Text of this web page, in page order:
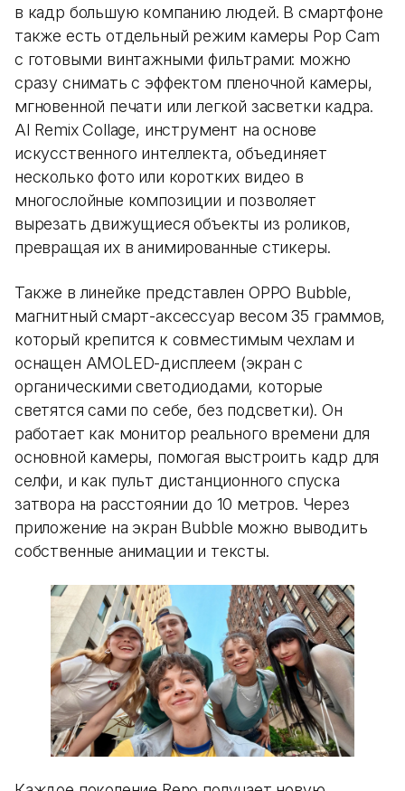
в кадр большую компанию людей. В смартфоне
также есть отдельный режим камеры Pop Cam
с готовыми винтажными фильтрами: можно
сразу снимать с эффектом пленочной камеры,
мгновенной печати или легкой засветки кадра.
AI Remix Collage, инструмент на основе
искусственного интеллекта, объединяет
несколько фото или коротких видео в
многослойные композиции и позволяет
вырезать движущиеся объекты из роликов,
превращая их в анимированные стикеры.
Также в линейке представлен OPPO Bubble,
магнитный смарт-аксессуар весом 35 граммов,
который крепится к совместимым чехлам и
оснащен AMOLED-дисплеем (экран с
органическими светодиодами, которые
светятся сами по себе, без подсветки). Он
работает как монитор реального времени для
основной камеры, помогая выстроить кадр для
селфи, и как пульт дистанционного спуска
затвора на расстоянии до 10 метров. Через
приложение на экран Bubble можно выводить
собственные анимации и тексты.